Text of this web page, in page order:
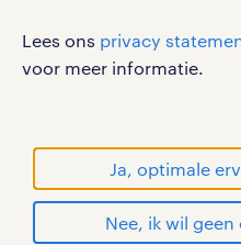
Lees ons privacy
voor meer informatie.
Ja, optimale
Nee, ik wil
RANDSTAD, HUMAN
WORLD OF WORK zijn